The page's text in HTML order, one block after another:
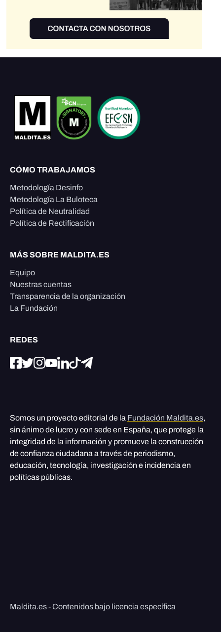
CÓMO TRABAJAMOS
Metodología Desinfo
Metodología La Buloteca
Política de Neutralidad
Política de Rectificación
MÁS SOBRE MALDITA.ES
Equipo
Nuestras cuentas
Transparencia de la organización
La Fundación
REDES
Somos un proyecto editorial de la Fundación Maldita.es,
sin ánimo de lucro y con sede en España, que protege la
integridad de la información y promueve la construcción
de confianza ciudadana a través de periodismo,
educación, tecnología, investigación e incidencia en
políticas públicas.
Maldita.es - Contenidos bajo licencia específica